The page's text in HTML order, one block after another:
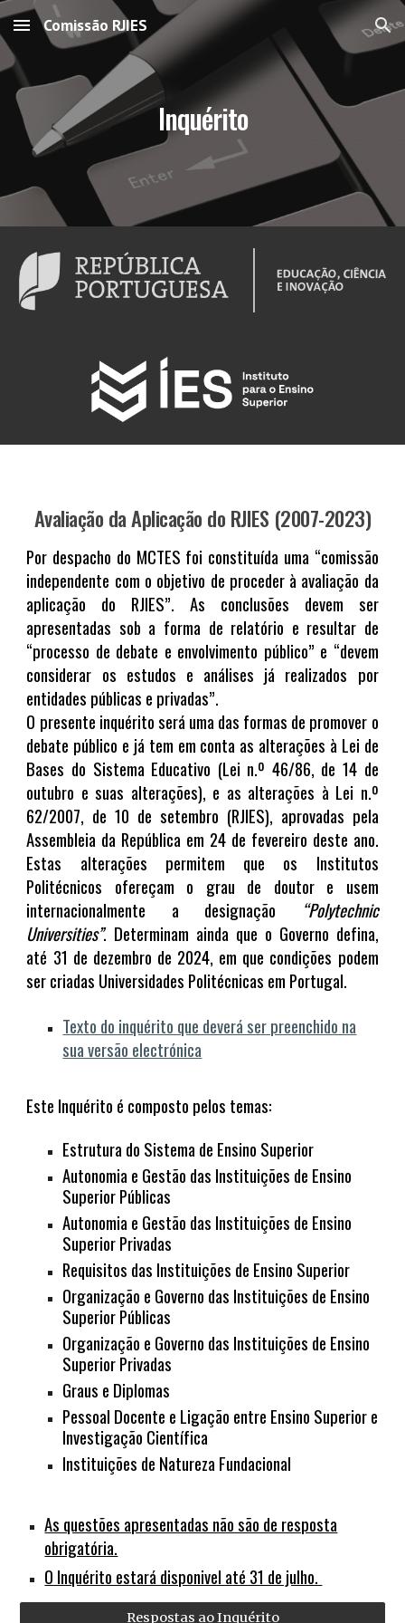
Skip to main content Skip to navigation
Comissão RJIES
Inquérito
Avaliação da Aplicação do RJIES (2007-2023)
Por despacho do MCTES foi constituída uma “comissão
independente com o objetivo de proceder à avaliação da
aplicação do RJIES”. As conclusões devem ser
apresentadas sob a forma de relatório e resultar de
“processo de debate e envolvimento público” e “devem
considerar os estudos e análises já realizados por
entidades públicas e privadas”.
O presente inquérito será uma das formas de promover o
debate público e já tem em conta as alterações à Lei de
Bases do Sistema Educativo (Lei n.º 46/86, de 14 de
outubro e suas alterações), e as alterações à Lei n.º
62/2007, de 10 de setembro (RJIES), aprovadas pela
Assembleia da República em 24 de fevereiro deste ano.
Estas alterações permitem que os Institutos
Politécnicos ofereçam o grau de doutor e usem
internacionalmente a designação
“Polytechnic
Universities”. Determinam ainda que o Governo defina,
até 31 de dezembro de 2024, em que condições podem
ser criadas Universidades Politécnicas em Portugal.
Texto do inquérito que deverá ser preenchido na
sua versão electrónica
Este Inquérito é composto pelos temas:
Estrutura do Sistema de Ensino Superior
Autonomia e Gestão das Instituições de Ensino
Superior Públicas
Autonomia e Gestão das Instituições de Ensino
Superior Privadas
Requisitos das Instituições de Ensino Superior
Organização e Governo das Instituições de Ensino
Superior Públicas
Organização e Governo das Instituições de Ensino
SuperiorPrivadas
Graus e Diplomas
Pessoal Docente e Ligação entre Ensino Superior e
Investigação Científica
Instituições de Natureza Fundacional
As questões apresentadas não são de resposta
obrigatória.
O Inquérito estará disponivel até 31 de julho.
Respostas ao Inquérito